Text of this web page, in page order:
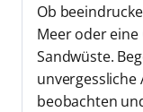
Ob
Meer oder
Sandwüste.
beobachten